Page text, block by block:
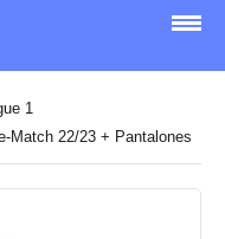
1
Match 22/23 + Pantalones